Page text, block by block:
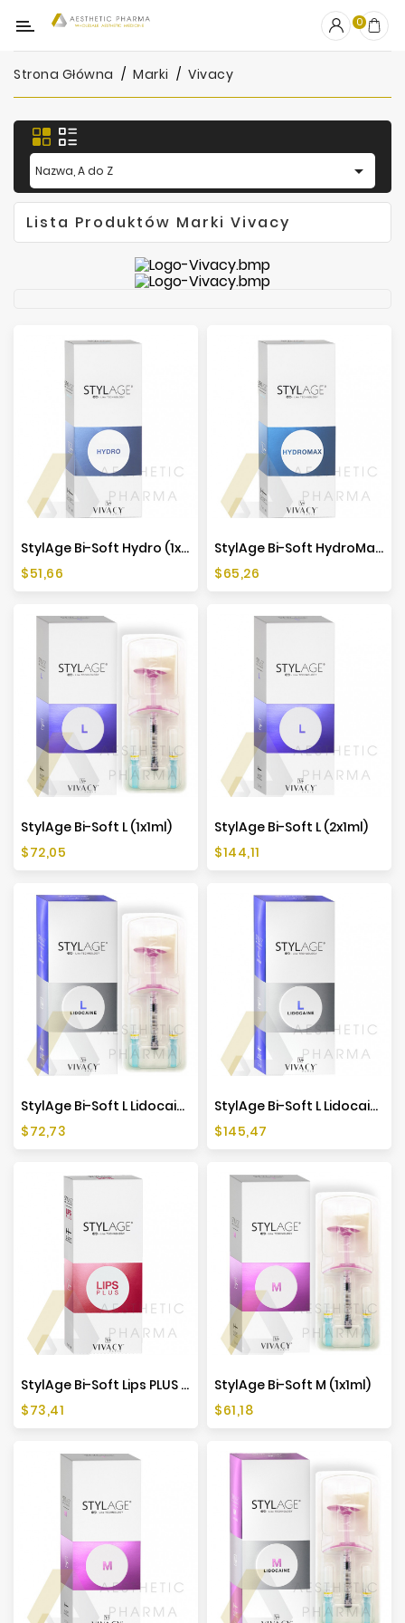
Kategoria
OUTLET
Wypełniacze
Stymulatory
Mezoterapia
Peelingi
0
Strona Główna Marki Vivacy
Nazwa, A do Z 
Lista Produktów Marki Vivacy
StylAge Bi-Soft Hydro (1x1ml)
Cena
$51,66
StylAge Bi-Soft HydroMax (1x1ml)
Cena
$65,26
StylAge Bi-Soft L (1x1ml)
Cena
$72,05
StylAge Bi-Soft L (2x1ml)
Cena
$144,11
StylAge Bi-Soft L Lidocaine (1x1ml)
Cena
$72,73
StylAge Bi-Soft L Lidocaine (2x1ml)
Cena
$145,47
StylAge Bi-Soft Lips PLUS Lidocaine (1x1ml)
Cena
$73,41
StylAge Bi-Soft M (1x1ml)
Cena
$61,18